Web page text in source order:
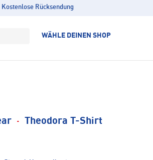
Kostenlose Rücksendung
WÄHLE DEINEN SHOP
· Theodora T-Shirt